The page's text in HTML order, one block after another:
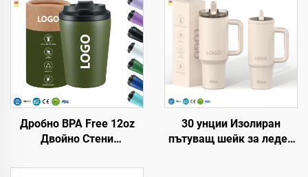
Дробно BPA Free 12oz
Двойно Стени
Пътуващи Кафени Чаши
30 унции Изолиран
пътуващ шейк за леден